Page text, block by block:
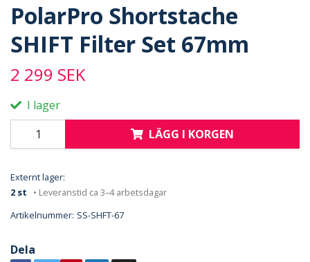
PolarPro Shortstache
SHIFT Filter Set 67mm
2 299 SEK
I lager
LÄGG I KORGEN
Externt lager:
2 st
• Leveranstid ca 3–4 arbetsdagar
Artikelnummer: SS-SHFT-67
Dela